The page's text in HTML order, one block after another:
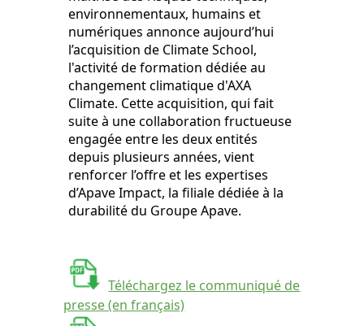
environnementaux, humains et
numériques annonce aujourd’hui
l’acquisition de Climate School,
l'activité de formation dédiée au
changement climatique d'AXA
Climate. Cette acquisition, qui fait
suite à une collaboration fructueuse
engagée entre les deux entités
depuis plusieurs années, vient
renforcer l’offre et les expertises
d’Apave Impact, la filiale dédiée à la
durabilité du Groupe Apave.
Téléchargez le communiqué de
presse (en français)